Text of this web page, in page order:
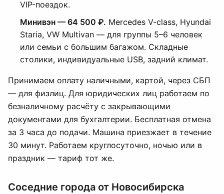
VIP-поездок.
Минивэн — 64 500 ₽. Mercedes V-class, Hyundai
Staria, VW Multivan — для группы 5–6 человек
или семьи с большим багажом. Складные
столики, индивидуальные USB, задний климат.
Принимаем оплату наличными, картой, через СБП
— для физлиц. Для юридических лиц работаем по
безналичному расчёту с закрывающими
документами для бухгалтерии. Бесплатная отмена
за 3 часа до подачи. Машина приезжает в течение
30 минут. Работаем круглосуточно, ночью или в
праздник — тариф тот же.
Соседние города от Новосибирска